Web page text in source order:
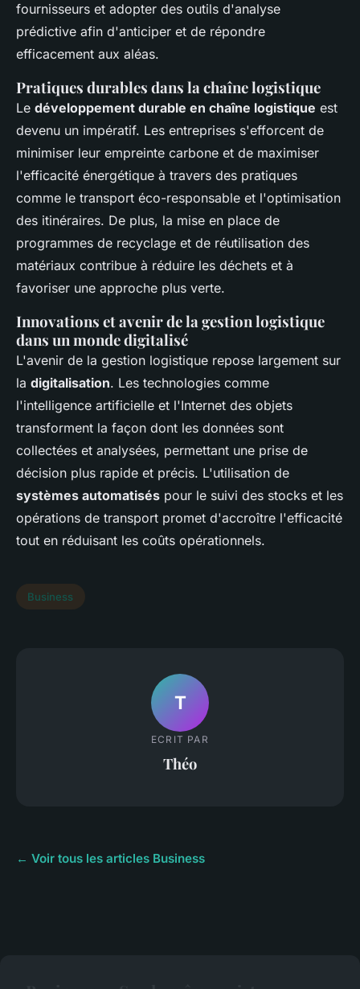
fournisseurs et adopter des outils d'analyse
prédictive afin d'anticiper et de répondre
efficacement aux aléas.
Pratiques durables dans la chaîne logistique
Le développement durable en chaîne logistique est
devenu un impératif. Les entreprises s'efforcent de
minimiser leur empreinte carbone et de maximiser
l'efficacité énergétique à travers des pratiques
comme le transport éco-responsable et l'optimisation
des itinéraires. De plus, la mise en place de
programmes de recyclage et de réutilisation des
matériaux contribue à réduire les déchets et à
favoriser une approche plus verte.
Innovations et avenir de la gestion logistique
dans un monde digitalisé
L'avenir de la gestion logistique repose largement sur
la digitalisation. Les technologies comme
l'intelligence artificielle et l'Internet des objets
transforment la façon dont les données sont
collectées et analysées, permettant une prise de
décision plus rapide et précis. L'utilisation de
systèmes automatisés pour le suivi des stocks et les
opérations de transport promet d'accroître l'efficacité
tout en réduisant les coûts opérationnels.
Business
T
ECRIT PAR
Théo
← Voir tous les articles Business